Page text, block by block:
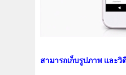
สามารถเก็บรูปภาพ และวิ